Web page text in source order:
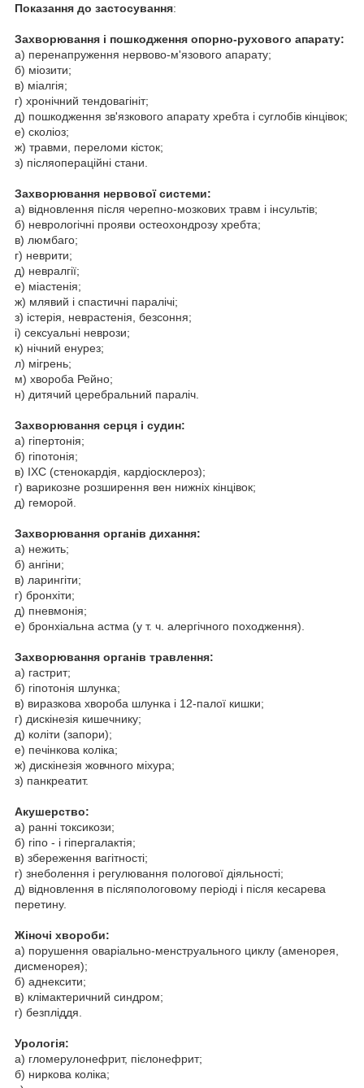
Показання до застосування:
Захворювання і пошкодження опорно-рухового апарату:
а) перенапруження нервово-м'язового апарату;
б) міозити;
в) міалгія;
г) хронічний тендовагініт;
д) пошкодження зв'язкового апарату хребта і суглобів кінцівок;
е) сколіоз;
ж) травми, переломи кісток;
з) післяопераційні стани.
Захворювання нервової системи:
а) відновлення після черепно-мозкових травм і інсультів;
б) неврологічні прояви остеохондрозу хребта;
в) люмбаго;
г) неврити;
д) невралгії;
е) міастенія;
ж) млявий і спастичні паралічі;
з) істерія, неврастенія, безсоння;
і) сексуальні неврози;
к) нічний енурез;
л) мігрень;
м) хвороба Рейно;
н) дитячий церебральний параліч.
Захворювання серця і судин:
а) гіпертонія;
б) гіпотонія;
в) ІХС (стенокардія, кардіосклероз);
г) варикозне розширення вен нижніх кінцівок;
д) геморой.
Захворювання органів дихання:
а) нежить;
б) ангіни;
в) ларингіти;
г) бронхіти;
д) пневмонія;
е) бронхіальна астма (у т. ч. алергічного походження).
Захворювання органів травлення:
а) гастрит;
б) гіпотонія шлунка;
в) виразкова хвороба шлунка і 12-палої кишки;
г) дискінезія кишечнику;
д) коліти (запори);
е) печінкова коліка;
ж) дискінезія жовчного міхура;
з) панкреатит.
Акушерство:
а) ранні токсикози;
б) гіпо - і гіпергалактія;
в) збереження вагітності;
г) знеболення і регулювання пологової діяльності;
д) відновлення в післяпологовому періоді і після кесарева
перетину.
Жіночі хвороби:
а) порушення оваріально-менструального циклу (аменорея,
дисменорея);
б) аднексити;
в) клімактеричний синдром;
г) безпліддя.
Урологія:
а) гломерулонефрит, пієлонефрит;
б) ниркова коліка;